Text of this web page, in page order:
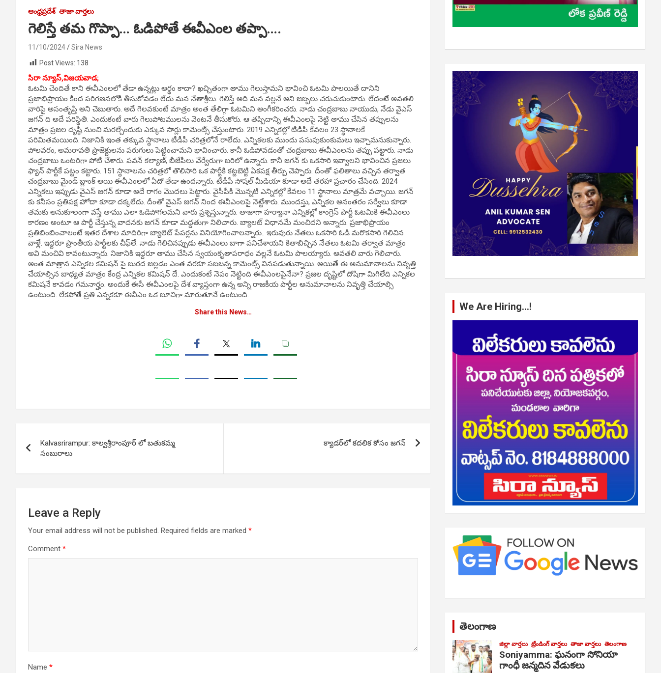
ఆంధ్రప్రదేశ్ తాజా వార్తలు
గెలిస్తే తమ గొప్పా… ఓడిపోతే ఈవీఎంల తప్పా….
11/10/2024
Sira News
Post Views: 138
సిరా న్యూస్,విజయవాడ;
ఓటమి చెందితే కాని ఈవీఎంలలో తేడా ఉన్నట్లు అర్థం కాదా? ఖచ్చితంగా తాము గెలుస్తామని భావించి ఓటమి పాలయితే దానిని
ప్రజాభిప్రాయం కింద పరిగణనలోకి తీసుకోవడం లేదు మన నేతాశ్రీలు. గెలిస్తే అది మన వల్లనే అని జబ్బలు చరుచుకుంటారు. లేదంటే అవతలి
వారిపై అసంతృప్తి అని చెబుతారు. అదే గెలవకుంటే మాత్రం అంత తేలిగ్గా ఓటమిని అంగీకరించరు. నాడు చంద్రబాబు నాయుడు, నేడు వైఎస్
జగన్ ది అదే పరిస్థితి. ఎందుకంటే వారు గెలుపోటములను వెంటనే తీసుకోరు. ఆ తప్పిదాన్ని ఈవీఎంలపై నెట్టి తాము చేసిన తప్పులను
మాత్రం ప్రజల దృష్ఠి నుంచి మరల్చేందుకు ఎక్కువ సార్లు కామెంట్స్ చేస్తుంటారు. 2019 ఎన్నికల్లో టీడీపీ కేవలం 23 స్థానాలకే
పరిమితమయింది. నిజానికి ఇంత తక్కువ స్థానాలు టీడీపీ చరిత్రలోనే రాలేదు. ఎన్నికలకు ముందు పసుపుకుంకుమలు ఇచ్చామనుకున్నారు.
పోలవరం, అమరావతి ప్రాజెక్టులను పరుగులు పెట్టించామని భావించారు. కానీ ఓడిపోవడంతో చంద్రబాబు ఈవీఎంలను తప్పు పట్టారు. నాడు
చంద్రబాబు ఒంటరిగా పోటీ చేశారు. పవన్ కల్యాణ్, బీజేపీలు వేర్వేరుగా బరిలో ఉన్నారు. కానీ జగన్ కు ఒకసారి ఇవ్వాలని భావించిన ప్రజలు
ఫ్యాన్ పార్టీకే పట్టం కట్టారు. 151 స్థానాలను చరిత్రలో తొలిసారి ఒక పార్టీకి కట్టబెట్టి ఏకపక్ష తీర్పు చెప్పారు. దీంతో ఫలితాలు వచ్చిన తర్వాత
చంద్రబాబు మైండ్ బ్లాంక్ అయి ఈవీఎంలలో ఏదో తేడా ఉందన్నారు. టీడీపీ సోషల్ మీడియా కూడా అదే తరహా ప్రచారం చేసింది. 2024
ఎన్నికలు ఇప్పుడు వైఎస్ జగన్ కూడా అదే రాగం మొదలు పెట్టారు. వైసీపీకి మొన్నటి ఎన్నికల్లో కేవలం 11 స్థానాలు మాత్రమే వచ్చాయి. జగన్
కు కనీసం ప్రతిపక్ష హోదా కూడా దక్కలేదు. దీంతో వైఎస్ జగన్ నింద ఈవీఎంలపై నెట్టేశారు. ముందస్తు, ఎన్నికల అనంతరం సర్వేలు కూడా
తమకు అనుకూలంగా వస్తే తాము ఎలా ఓడిపోగలమని వారు ప్రశ్నిస్తున్నారు. తాజాగా హర్యానా ఎన్నికల్లో కాంగ్రెస్ పార్టీ ఓటమికి ఈవీఎంలు
కారణం అంటూ ఆ పార్టీ చేస్తున్న వాదనకు జగన్ కూడా మద్దతుగా నిలిచారు. బ్యాలట్ విధానమే మంచిదని అన్నారు. ప్రజాభిప్రాయం
ప్రతిబింబించాలంటే ఇతర దేశాల మాదిరిగా బ్యాలెట్ పేపర్లను వినియోగించాలన్నారు.. ఇరువురు నేతలు ఒకసారి ఓడి మరొకసారి గెలిచిన
వాళ్లే. ఇద్దరూ ప్రాంతీయ పార్టీలకు చీఫ్‌లే. నాడు గెలిచినప్పుడు ఈవీఎంలు బాగా పనిచేశాయని కితాబిచ్చిన నేతలు ఓటమి తర్వాత మాత్రం
అవి మంచివి కావంటున్నారు. నిజానికి ఇద్దరూ తాము చేసిన స్వయంకృతాపరాధం వల్లనే ఓటమి పాలయ్యారు. అవతలి వారు గెలిచారు.
అంత మాత్రాన ఎన్నికల కమిషన్ పై బురద జల్లడం ఎంత వరకూ సబబన్న కామెంట్స్ వినపడుతున్నాయి. అయితే ఈ అనుమానాలను నివృత్తి
చేయాల్సిన బాధ్యత మాత్రం కేంద్ర ఎన్నికల కమిషన్ దే. ఎందుకంటే నెపం నెట్టింది ఈవీఎంలపైనేనా? ప్రజల దృష్టిలో దోషిగా మిగిలేది ఎన్నికల
కమిషనే కావడం గమనార్హం. అందుకే ఈసీ ఈవీఎంలపై దేశ వ్యాప్తంగా ఉన్న అన్ని రాజకీయ పార్టీల అనుమానాలను నివృత్తి చేయాల్సి
ఉంటుంది. లేకపోతే ప్రతి ఎన్నకకూ ఈవీఎం ఒక బూచిగా మారుతూనే ఉంటుంది.
Share this News…
navigation
Kalvasrirampur: కాల్వశ్రీరాంపూర్ లో బతుకమ్మ
సంబురాలు
క్యాడర్‌లో కదలిక కోసం జగన్
Leave a Reply
Your email address will not be published. Required fields are marked *
Comment *
Name *
We Are Hiring…!
తెలంగాణ
జిల్లా వార్తలు ట్రేండింగ్ వార్తలు తాజా వార్తలు తెలంగాణ
Soniyamma: ఘ‌నంగా సోనియా
గాంధీ జ‌న్మ‌దిన వేడుక‌లు